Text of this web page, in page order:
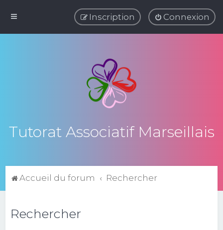
Connexion
Inscription
Tutorat Associatif Marseillais
Accueil du forum Rechercher
Rechercher